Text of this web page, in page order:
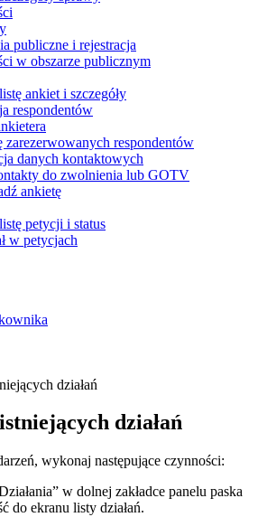
publiczne i rejestracja
w obszarze publicznym
ankiet i szczegóły
respondentów
zarezerwowanych respondentów
danych kontaktowych
do zwolnienia lub GOTV
ankietę
petycji i status
w petycjach
działań
działań
wykonaj następujące czynności:
w dolnej zakładce panelu paska
do ekranu listy działań.